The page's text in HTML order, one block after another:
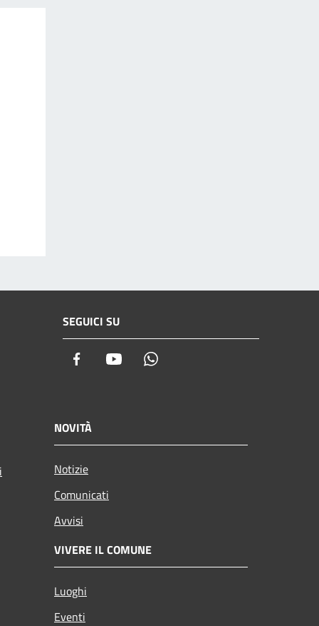
SEGUICI SU
Facebook Youtube
NOVITÀ
Notizie
Comunicati
Avvisi
VIVERE IL COMUNE
Luoghi
Eventi